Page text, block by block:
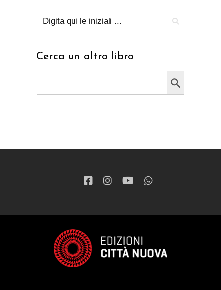
Cerca un altro libro
Search Button